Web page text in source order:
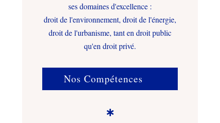
ses domaines d'excellence :
droit de l'environnement, droit de l'énergie,
droit de l'urbanisme, tant en droit public
qu'en droit privé.
Nos Compétences
